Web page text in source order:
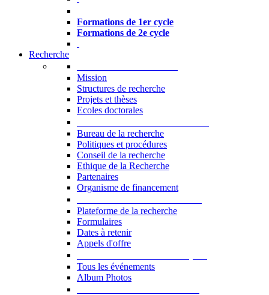
Formations de 1er cycle
Formations de 2e cycle
Recherche
Mission
Structures de recherche
Projets et thèses
Ecoles doctorales
Bureau de la recherche
Politiques et procédures
Conseil de la recherche
Ethique de la Recherche
Partenaires
Organisme de financement
Plateforme de la recherche
Formulaires
Dates à retenir
Appels d'offre
Tous les événements
Album Photos